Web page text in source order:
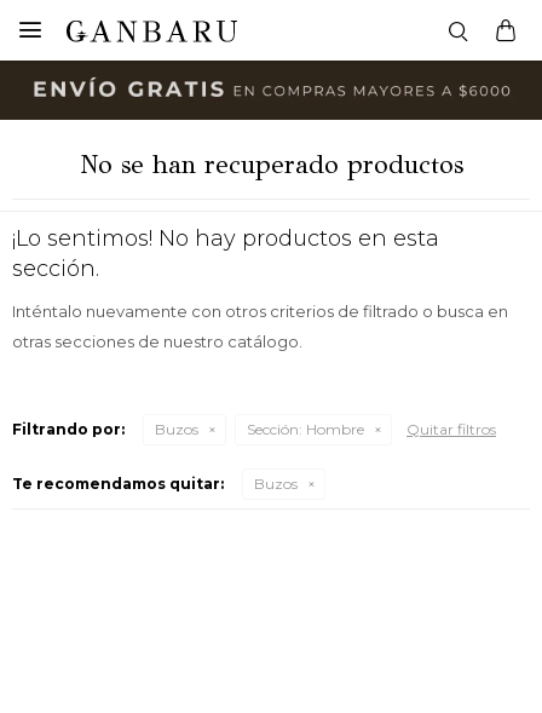

No se han recuperado productos
¡Lo sentimos! No hay productos en esta
sección.
Inténtalo nuevamente con otros criterios de filtrado o busca en
otras secciones de nuestro catálogo.
Filtrando por: Buzos Sección: Hombre Quitar filtros
Te recomendamos quitar: Buzos